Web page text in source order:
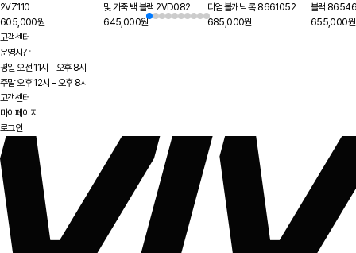
2VZ110
605,000원
및 가죽 백 블랙 2VD082
645,000원
디엄 볼캐닉 록 8661052
685,000원
블랙
655,000원
고객센터
운영시간
평일 오전 11시 - 오후 8시
주말 오후 12시 - 오후 8시
고객센터
마이페이지
로그인